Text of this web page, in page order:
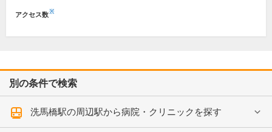
アクセス数※
別の条件で検索
洗馬橋駅の周辺駅から病院・クリニックを探す